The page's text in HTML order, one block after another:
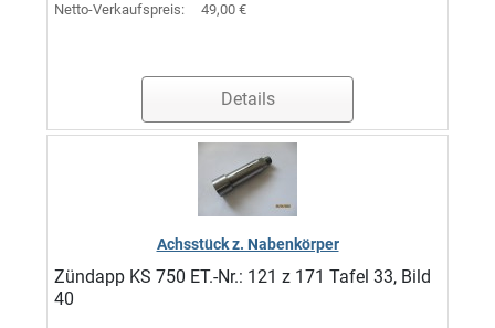
Netto-Verkaufspreis: 49,00 €
Details
Achsstück z. Nabenkörper
Zündapp KS 750 ET.-Nr.: 121 z 171 Tafel 33, Bild
40